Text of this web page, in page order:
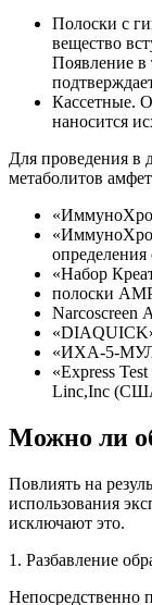
Полоски с
вещество
Появление в
Кассетные.
наносится
Для проведения в
метаболитов
«Набор
полоски
Narcoscreen
«ИХА-5-
«Express
Linc,Inc
Можно ли
Повлиять на
использования
исключают это.
1. Разбавление
Непосредственно